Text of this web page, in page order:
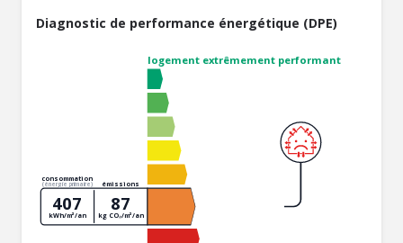
Diagnostic de performance énergétique (DPE)
logement extrêmement performant
consommation
(énergie primaire) émissions
407
kWh/m²/an
87
kg CO₂/m²/an